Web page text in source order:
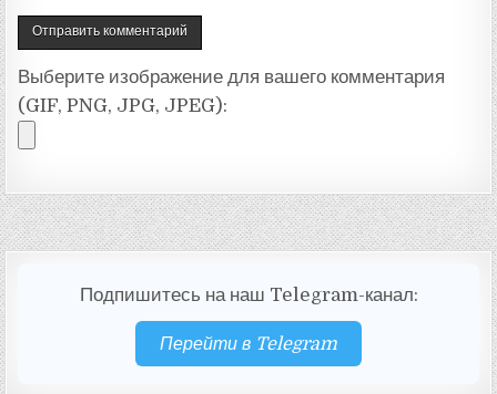
Выберите изображение для вашего комментария
(GIF, PNG, JPG, JPEG):
Подпишитесь на наш Telegram-канал:
Перейти в Telegram